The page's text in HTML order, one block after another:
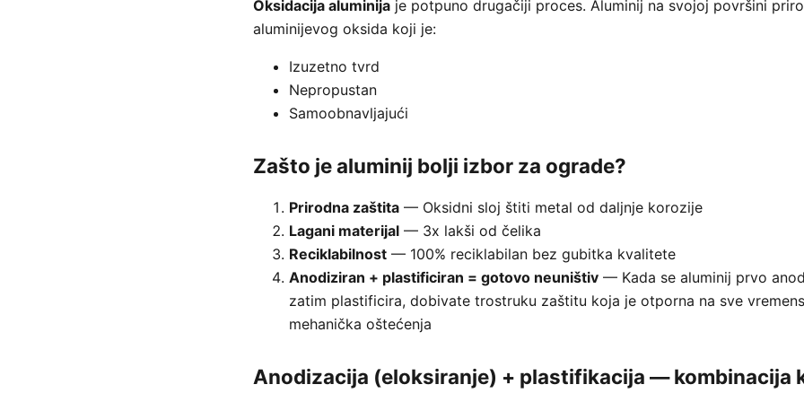
Oksidacija aluminija je potpuno drugačiji proces. Aluminij na svojoj površini
aluminijevog oksida koji je:
Izuzetno tvrd
Nepropustan
Samoobnavljajući
Zašto je aluminij bolji izbor za ograde?
Prirodna zaštita — Oksidni sloj štiti metal od daljnje korozije
Lagani materijal — 3x lakši od čelika
Reciklabilnost — 100% reciklabilan bez gubitka kvalitete
Anodiziran + plastificiran = gotovo neuništiv — Kada se aluminij prvo
zatim plastificira, dobivate trostruku zaštitu koja je otporna na sve
mehanička oštećenja
Anodizacija (eloksiranje) + plastifikacija — kombinacija